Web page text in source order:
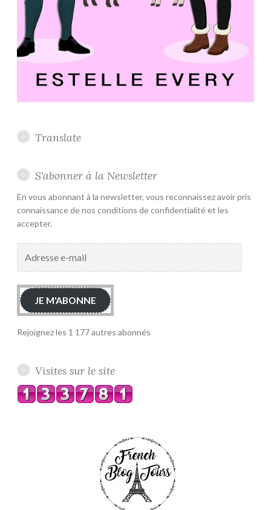
Translate
S'abonner à la Newsletter
En vous abonnant à la newsletter, vous reconnaissez avoir pris
connaissance de nos conditions de confidentialité et les
accepter.
mail
JE M'ABONNE
Rejoignez les 1 177 autres abonnés
Visites sur le site